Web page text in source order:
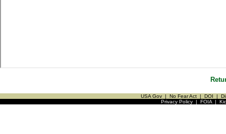
USA Gov | No Fear Act | DOI |
Privacy Policy| FOIA|